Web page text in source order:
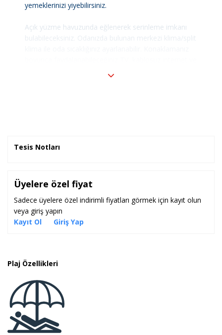
yemeklerinizi yiyebilirsiniz.
Açık yüzme havuzunda eğlenerek serinleme imkanı
bulabileceksiniz. Odanızda bulunan merkezi klima/split
Konaklama
Açıklaması:
Check-in:14:00 / Check-out: 12:00
Tesis Notları
Üyelere özel fiyat
Sadece üyelere özel indirimli fiyatları görmek için kayıt olun
veya giriş yapın
Kayıt Ol
Giriş Yap
Plaj Özellikleri